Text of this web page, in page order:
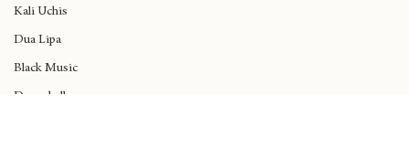
Anita Tijoux
Kali Uchis
Dua Lipa
Black Music